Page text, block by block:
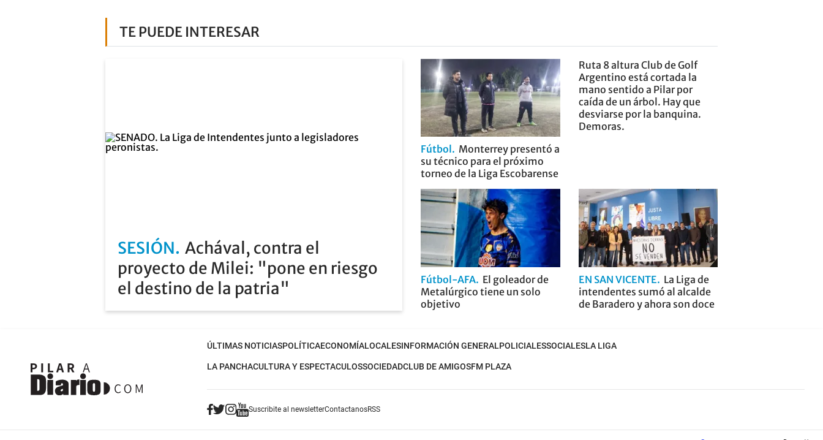
TE PUEDE INTERESAR
SESIÓN Achával, contra el
proyecto de Milei: "pone en riesgo
el destino de la patria"
Fútbol
Monterrey presentó a
su técnico para el próximo
torneo de la Liga Escobarense
Ruta 8 altura Club de Golf
Argentino está cortada la
mano sentido a Pilar por
caída de un árbol. Hay que
desviarse por la banquina.
Demoras.
Fútbol-AFA El goleador de
Metalúrgico tiene un solo
objetivo
EN SAN VICENTE
La Liga de
intendentes sumó al alcalde
de Baradero y ahora son doce
ÚLTIMAS NOTICIASPOLÍTICAECONOMÍALOCALESINFORMACIÓN GENERALPOLICIALESSOCIALESLA LIGA
LA PANCHACULTURA Y ESPECTACULOSSOCIEDADCLUB DE AMIGOSFM PLAZA
Suscribite al newsletterContactanosRSS